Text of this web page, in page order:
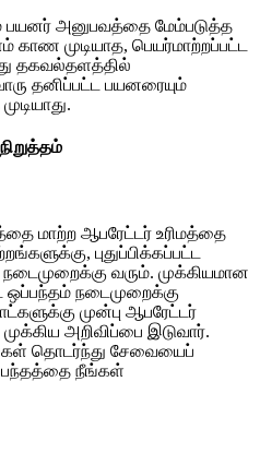
பயனர் அனுபவத்தை மேம்படுத்த
முடியாத, பெயர்மாற்றப்பட்ட
தகவல்தளத்தில்
தனிப்பட்ட பயனரையும்
மாற்ற ஆபரேட்டர் உரிமத்தை
புதுப்பிக்கப்பட்ட
வரும். முக்கியமான
ஒப்பந்தம் நடைமுறைக்கு
முன்பு ஆபரேட்டர்
அறிவிப்பை இடுவார்.
தொடர்ந்து சேவையைப்
நீங்கள்